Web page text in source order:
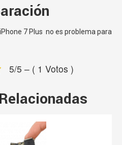
7 Plus no es problema para
5/5 – ( 1 Votos )